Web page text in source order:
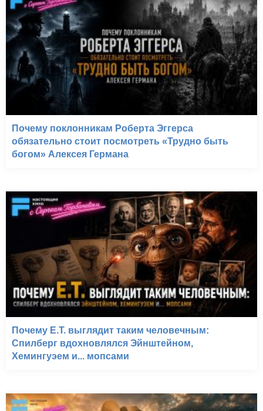
Почему поклонникам Роберта Эггерса
обязательно стоит посмотреть «Трудно быть
богом» Алексея Германа
Почему E.T. выглядит таким человечным:
Спилберг вдохновлялся Эйнштейном,
Хемингуэем и... мопсами